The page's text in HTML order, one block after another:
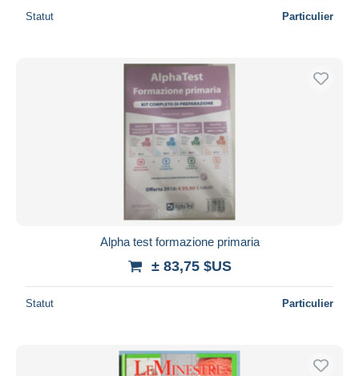
Statut Particulier
Alpha test formazione primaria
± 83,75 $US
Statut Particulier